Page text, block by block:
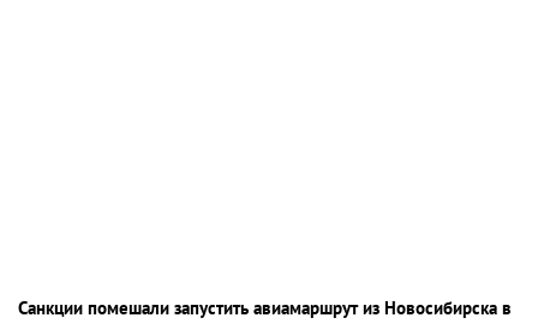
Санкции помешали запустить авиамаршрут из Новосибирска в